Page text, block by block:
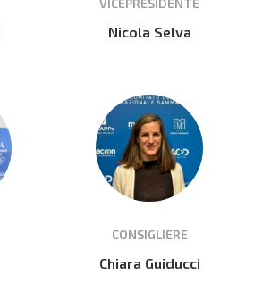
Nicola Selva
CONSIGLIERE
Chiara Guiducci